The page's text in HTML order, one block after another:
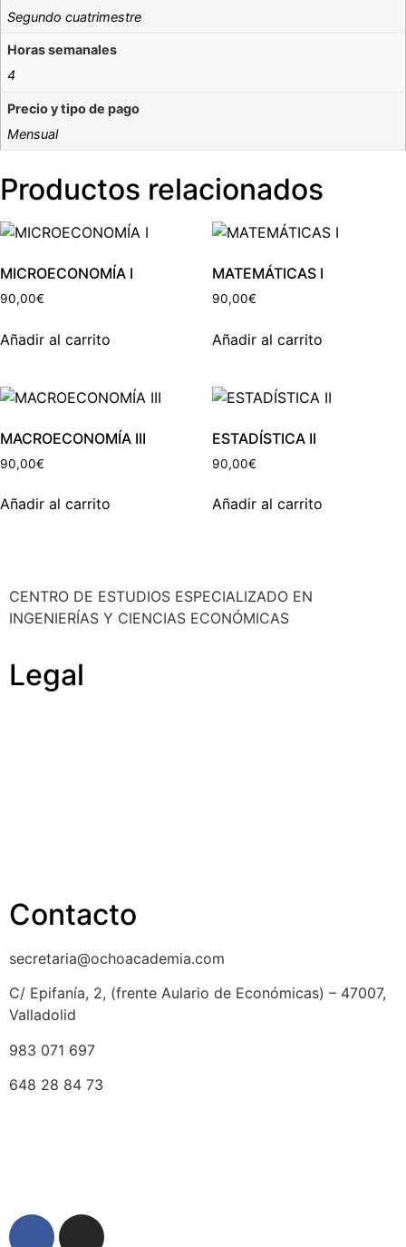
Segundo cuatrimestre
Horas semanales
4
Precio y tipo de pago
Mensual
Productos relacionados
MICROECONOMÍA I
90,00€
Añadir al carrito
MATEMÁTICAS I
90,00€
Añadir al carrito
MACROECONOMÍA III
90,00€
Añadir al carrito
ESTADÍSTICA II
90,00€
Añadir al carrito
CENTRO DE ESTUDIOS ESPECIALIZADO EN
INGENIERÍAS Y CIENCIAS ECONÓMICAS
Legal
Contacto
secretaria@ochoacademia.com
C/ Epifanía, 2, (frente Aulario de Económicas) – 47007,
Valladolid
983 071 697
648 28 84 73